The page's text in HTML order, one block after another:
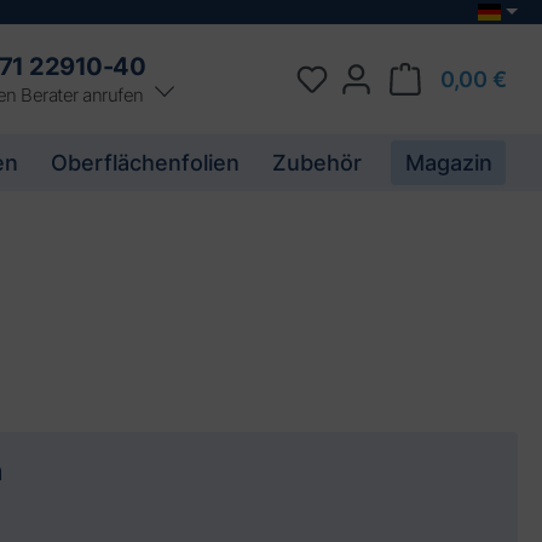
22910-40
Berater anrufen
0,00 €
Oberflächenfolien Zubehör Magazin